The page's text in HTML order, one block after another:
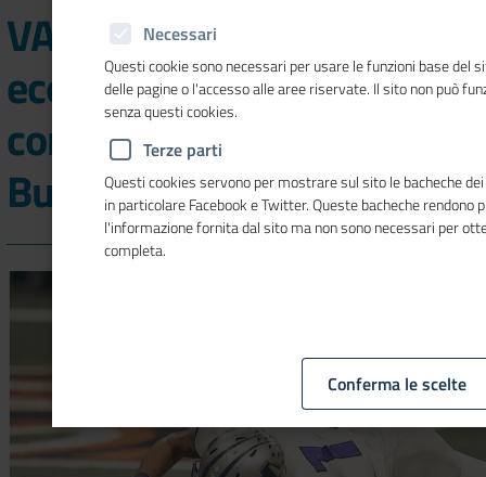
VARESE - Sport ed
economia, la Camera di
commercio ospita il
Business Forum Ohio
Necessari
Questi cookie sono necessari per usare le funzioni base del
delle pagine o l'accesso alle aree riservate. Il sito non può
senza questi cookies.
Terze parti
Questi cookies servono per mostrare sul sito le bacheche
in particolare Facebook e Twitter. Queste bacheche rendono
l'informazione fornita dal sito ma non sono necessari per
completa.
Conferma le scelte